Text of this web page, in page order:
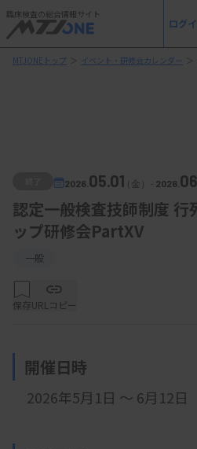
臨床検査の総合情報サイト
ログ
MTJONEトップ ＞ イベント・研修会カレンダー ＞
2026. 05.01 （金） - 2026.
認定一般検査技師制度 行
ップ研修会PartXV
一般
保存URLコピー
開催日時
2026年5月1日 ～ 6月12日